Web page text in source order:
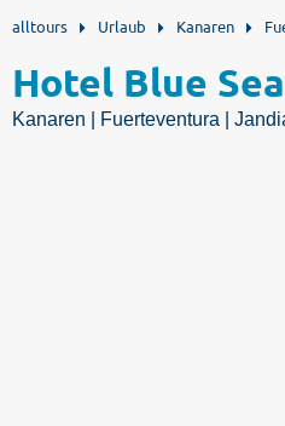
alltours Urlaub Kanaren
Hotel Blue
Kanaren | Fuerteventura |